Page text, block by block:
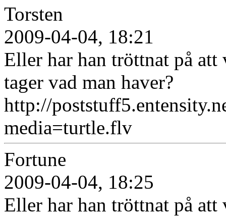
Torsten
2009-04-04, 18:21
Eller har han tröttnat på att
tager vad man haver?
http://
media=turtle.flv
Fortune
2009-04-04, 18:25
Eller har han tröttnat på att